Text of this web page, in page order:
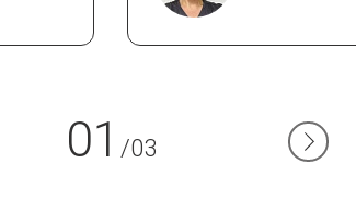
01 /03